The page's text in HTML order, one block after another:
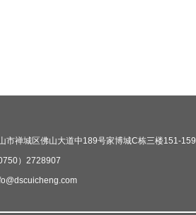
市禅城区佛山大道中189号家博城C栋三楼151-159
）2728907